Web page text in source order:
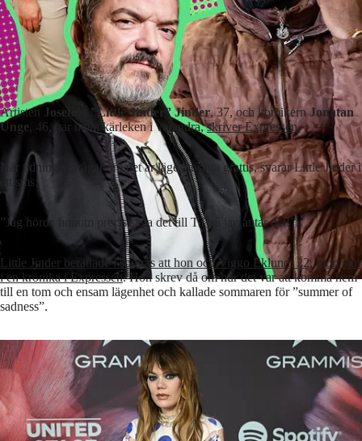
Artisten Josefine ”Little Jinder” Jinder, 37, och komikernJonatan
Unge, 46, har hittat kärleken i varandra,skriver Expressen.
När tidningen frågar om det är läge att säga grattis, svarar Little Jinder i
ett sms:
”Jag hörde honom precis säga det till TT så jag antar det!”.
Little Jinder berättade i somras att hon och Viggo Eklund, 22, gjort slut
i en krönika i Expressen. Hon skrev då om hur det var att komma hem
till en tom och ensam lägenhet och kallade sommaren för ”summer of
sadness”.